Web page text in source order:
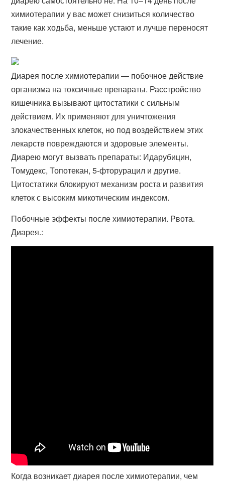
химиотерапии у вас может снизиться количество
такие как ходьба, меньше устают и лучше переносят
лечение.
Диарея после химиотерапии — побочное действие
организма на токсичные препараты. Расстройство
кишечника вызывают цитостатики с сильным
действием. Их применяют для уничтожения
злокачественных клеток, но под воздействием этих
лекарств повреждаются и здоровые элементы.
Диарею могут вызвать препараты: Идарубицин,
Томудекс, Топотекан, 5-фторурацил и другие.
Цитостатики блокируют механизм роста и развития
клеток с высоким микотическим индексом.
Побочные эффекты после химиотерапии. Рвота.
Диарея.:
Когда возникает диарея после химиотерапии, чем